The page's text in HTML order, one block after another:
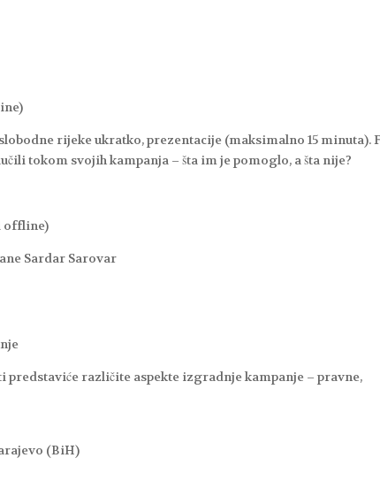
rijeke ukratko, prezentacije (maksimalno 15 minuta).
tokom svojih kampanja – šta im je pomoglo, a šta nije?
offline)
Sardar Sarovar
različite aspekte izgradnje kampanje – pravne,
(BiH)